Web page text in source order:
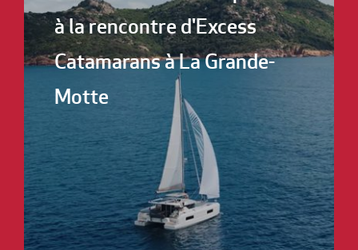
à la rencontre d'Excess
Catamarans à La Grande-
Motte